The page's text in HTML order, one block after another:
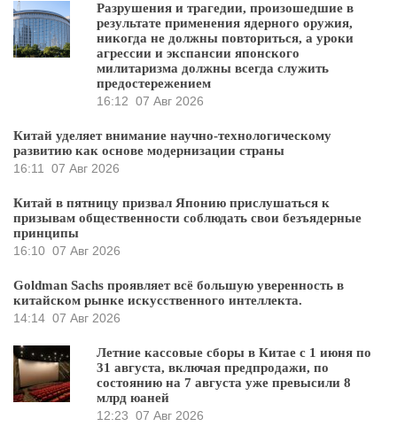
Разрушения и трагедии, произошедшие в
результате применения ядерного оружия,
никогда не должны повториться, а уроки
агрессии и экспансии японского
милитаризма должны всегда служить
предостережением
16:12 07 Авг 2026
Китай уделяет внимание научно-технологическому
развитию как основе модернизации страны
16:11
07 Авг 2026
Китай в пятницу призвал Японию прислушаться к
призывам общественности соблюдать свои безъядерные
принципы
16:10 07 Авг 2026
Goldman Sachs проявляет всё большую уверенность в
китайском рынке искусственного интеллекта.
14:14 07 Авг 2026
Летние кассовые сборы в Китае с 1 июня по
31 августа, включая предпродажи, по
состоянию на 7 августа уже превысили 8
млрд юаней
12:23 07 Авг 2026